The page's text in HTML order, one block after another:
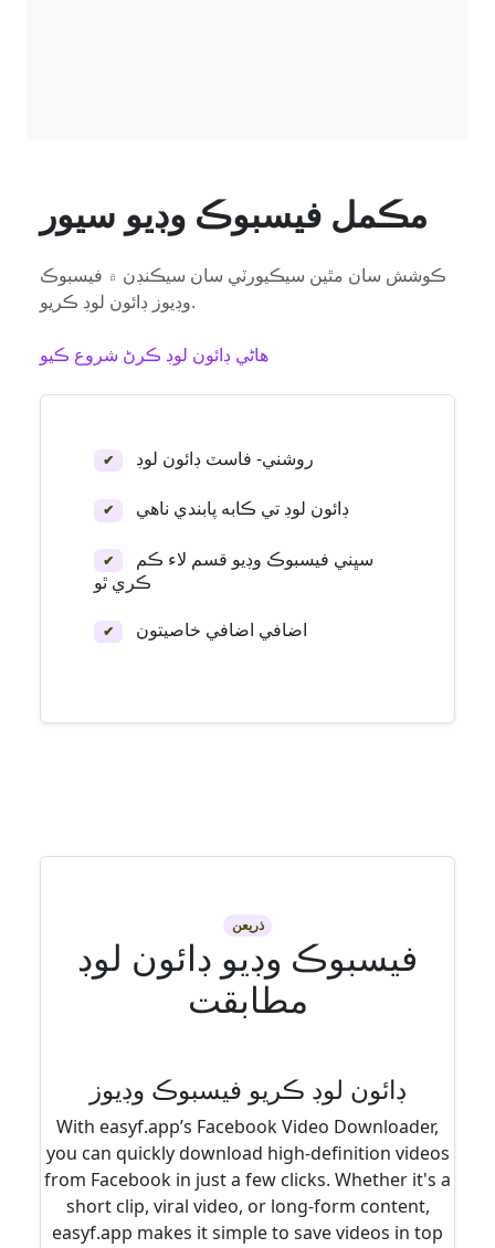
مڪمل فيسبوڪ وڊيو سيور
ڪوشش سان مٿين سيڪيورٽي سان سيڪنڊن ۾ فيسبوڪ
وڊيوز ڊائون لوڊ ڪريو.
هاڻي ڊائون لوڊ ڪرڻ شروع ڪيو
✔ روشني- فاسٽ ڊائون لوڊ
✔ ڊائون لوڊ تي ڪابه پابندي ناهي
✔
ڪري ٿو
✔ اضافي اضافي خاصيتون
ذريعن
فيسبوڪ وڊيو ڊائون لوڊ
مطابقت
ڊائون لوڊ ڪريو فيسبوڪ وڊيوز
With easyf.app’s Facebook Video Downloader,
you can quickly download high-definition videos
from Facebook in just a few clicks. Whether it's a
short clip, viral video, or long-form content,
easyf.app makes it simple to save videos in top